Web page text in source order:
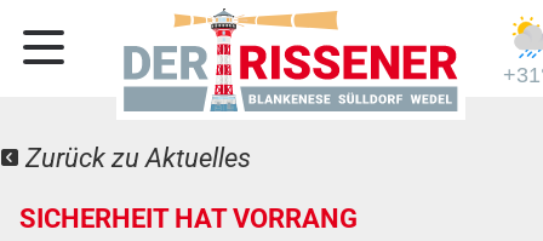
Zurück zu Aktuelles
SICHERHEIT HAT VORRANG